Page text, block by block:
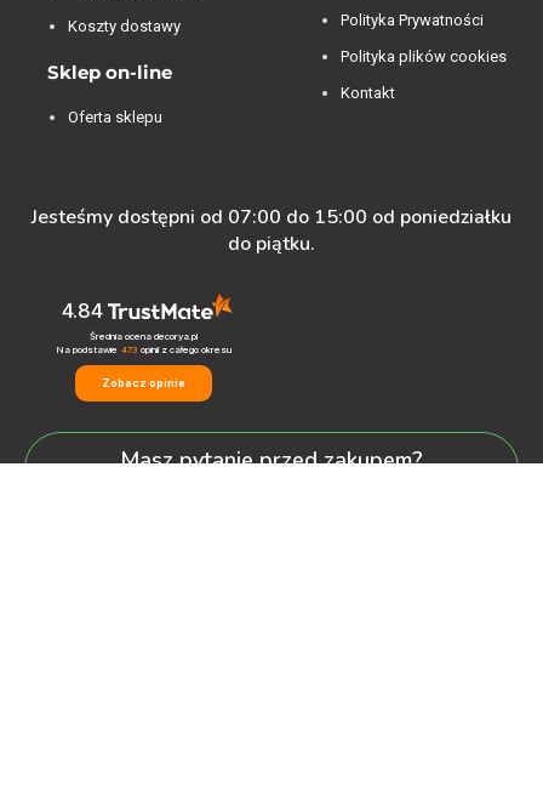
Koszty dostawy
Sklep on-line
Oferta sklepu
Polityka Prywatności
Polityka plików cookies
Kontakt
Jesteśmy dostępni od 07:00 do 15:00 od poniedziałku
do piątku.
4.84
Średnia ocena decorya.pl
Na podstawie 473 opinii z całego okresu
Zobacz opinie
Masz pytanie przed zakupem?